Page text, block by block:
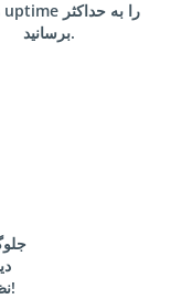
برسانید.
360 افزایش دهید!